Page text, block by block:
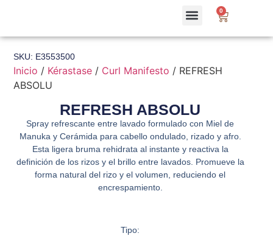
0
SKU: E3553500
Inicio / Kérastase / Curl Manifesto / REFRESH
ABSOLU
REFRESH ABSOLU
Spray refrescante entre lavado formulado con Miel de
Manuka y Cerámida para cabello ondulado, rizado y afro.
Esta ligera bruma rehidrata al instante y reactiva la
definición de los rizos y el brillo entre lavados. Promueve la
forma natural del rizo y el volumen, reduciendo el
encrespamiento.
Tipo: